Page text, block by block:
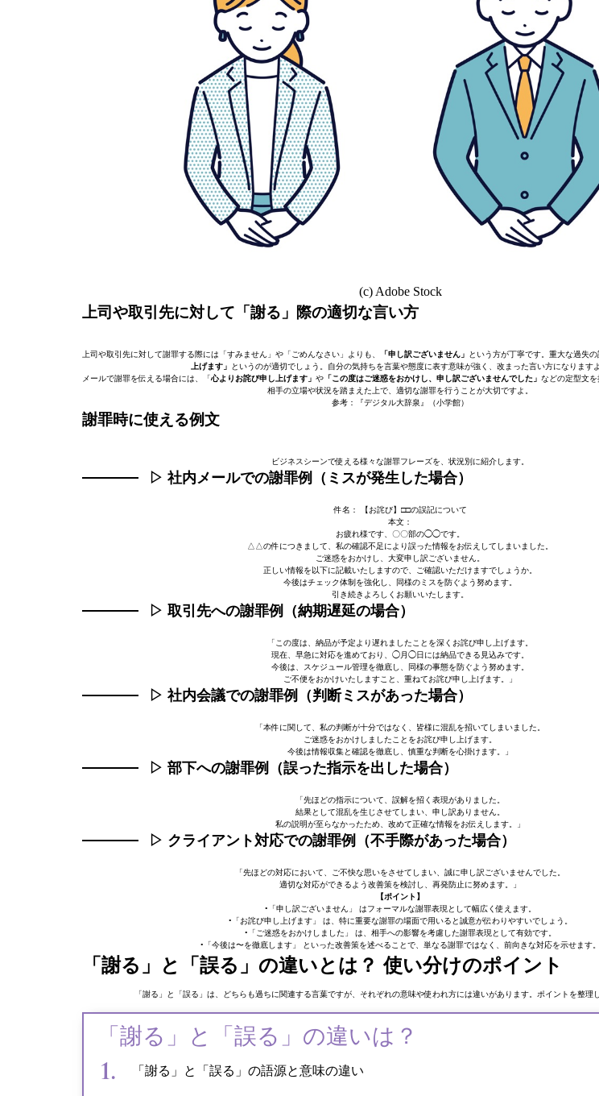
(c) Adobe Stock
上司や取引先に対して「謝る」際の適切な言い方
上司や取引先に対して謝罪する際には「すみません」や「ごめんなさい」よりも、 「申し訳ございません」 という方が丁寧です。重大な過失の
上げます」
というのが適切でしょう。自分の気持ちを言葉や態度に表す意味が強く、改まった言い方になりますよ
メールで謝罪を伝える場合には、「心よりお詫び申し上げます」 や 「この度はご迷惑をおかけし、申し訳ございませんでした」 などの定型文
相手の立場や状況を踏まえた上で、適切な謝罪を行うことが大切ですよ。
参考：『デジタル大辞泉』（小学館）
謝罪時に使える例文
ビジネスシーンで使える様々な謝罪フレーズを、状況別に紹介します。
▷ 社内メールでの謝罪例（ミスが発生した場合）
件名： 【お詫び】□□の誤記について
本文：
お疲れ様です、〇〇部の◯◯です。
△△の件につきまして、私の確認不足により誤った情報をお伝えしてしまいました。
ご迷惑をおかけし、大変申し訳ございません。
正しい情報を以下に記載いたしますので、ご確認いただけますでしょうか。
今後はチェック体制を強化し、同様のミスを防ぐよう努めます。
引き続きよろしくお願いいたします。
▷ 取引先への謝罪例（納期遅延の場合）
「この度は、納品が予定より遅れましたことを深くお詫び申し上げます。
現在、早急に対応を進めており、◯月◯日には納品できる見込みです。
今後は、スケジュール管理を徹底し、同様の事態を防ぐよう努めます。
ご不便をおかけいたしますこと、重ねてお詫び申し上げます。」
▷ 社内会議での謝罪例（判断ミスがあった場合）
「本件に関して、私の判断が十分ではなく、皆様に混乱を招いてしまいました。
ご迷惑をおかけしましたことをお詫び申し上げます。
今後は情報収集と確認を徹底し、慎重な判断を心掛けます。」
▷ 部下への謝罪例（誤った指示を出した場合）
「先ほどの指示について、誤解を招く表現がありました。
結果として混乱を生じさせてしまい、申し訳ありません。
私の説明が至らなかったため、改めて正確な情報をお伝えします。」
▷ クライアント対応での謝罪例（不手際があった場合）
「先ほどの対応において、ご不快な思いをさせてしまい、誠に申し訳ございませんでした。
適切な対応ができるよう改善策を検討し、再発防止に努めます。」
【ポイント】
•「申し訳ございません」 はフォーマルな謝罪表現として幅広く使えます。
•「お詫び申し上げます」 は、特に重要な謝罪の場面で用いると誠意が伝わりやすいでしょう。
•「ご迷惑をおかけしました」 は、相手への影響を考慮した謝罪表現として有効です。
•「今後は〜を徹底します」 といった改善策を述べることで、単なる謝罪ではなく、前向きな対応を示せます。
「謝る」と「誤る」の違いとは？ 使い分けのポイント
「謝る」と「誤る」は、どちらも過ちに関連する言葉ですが、それぞれの意味や使われ方には違いがあります。ポイントを整理
「謝る」と「誤る」の違いは？
「謝る」と「誤る」の語源と意味の違い